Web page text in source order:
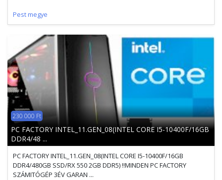
Pest megye
230 000 Ft
PC FACTORY INTEL_11.GEN_08(INTEL CORE I5-10400F/16GB
DDR4/48 ...
PC FACTORY INTEL_11.GEN_08(INTEL CORE I5-10400F/16GB
DDR4/480GB SSD/RX 550 2GB DDR5) !!MINDEN PC FACTORY
SZÁMITÓGÉP 3ÉV GARAN ...